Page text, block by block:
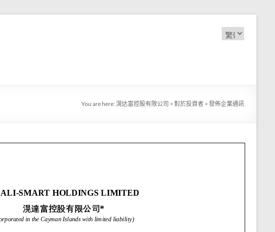
Choose
a
You are here: 滉达富控股有限公司 > 對於投資者 > 發佈企業通訊